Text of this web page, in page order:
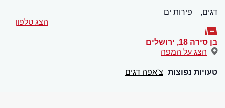
דגים,
פירות ים
הצג טלפון
בן סירה 18 , ירושלים
הצג על המפה
טעויות נפוצות צ'אפה דגים